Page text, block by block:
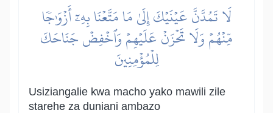
لَا تَمُدَّنَّ عَيۡنَيۡكَ إِلَىٰ مَا مَتَّعۡنَا بِهِۦٓ أَزۡوَٰجٗا
مِّنۡهُمۡ وَلَا تَحۡزَنۡ عَلَيۡهِمۡ وَٱخۡفِضۡ جَنَاحَكَ
لِلۡمُؤۡمِنِينَ
Usiziangalie kwa macho yako mawili zile
starehe za duniani ambazo